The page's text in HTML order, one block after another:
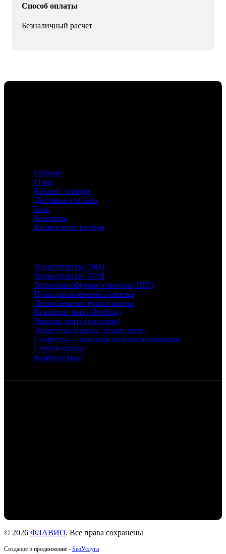
Способ оплаты
Безналичный расчет
Главная
О нас
Каталог товаров
Доставка и оплата
Блог
Контакты
Калькулятор риббон
Термоэтикетка ЭКО
Термоэтикетка ТОП
Термотрансферная этикетка (ПЛГ)
Полипропиленовая этикетка
Легкосъемная термоэтикетка
Красящая лента (Риббон)
Чековая лента (кассовая)
Этикет пистолеты, этикет лента
Салфетка — вкладыш влаговпитывающая
Стрейч пленка
Комбинезоны
© 2026 ФЛАВИО. Все права сохранены
Создание и продвижение - SeoУслуга